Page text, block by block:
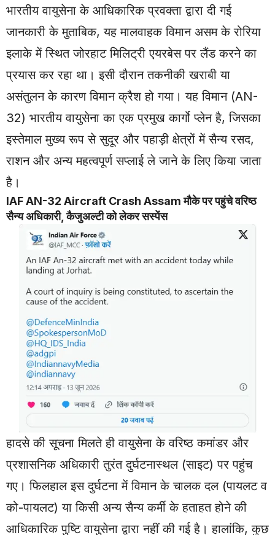
भारतीय वायुसेना के आधिकारिक प्रवक्ता द्वारा दी गई
जानकारी के मुताबिक, यह मालवाहक विमान असम के रोरिया
इलाके में स्थित जोरहाट मिलिट्री एयरबेस पर लैंड करने का
प्रयास कर रहा था। इसी दौरान तकनीकी खराबी या
असंतुलन के कारण विमान क्रैश हो गया। यह विमान (AN-
32) भारतीय वायुसेना का एक प्रमुख कार्गो प्लेन है, जिसका
इस्तेमाल मुख्य रूप से सुदूर और पहाड़ी क्षेत्रों में सैन्य रसद,
राशन और अन्य महत्वपूर्ण सप्लाई ले जाने के लिए किया जाता
है।
IAF AN-32 Aircraft Crash Assam मौके पर पहुंचे वरिष्ठ
सैन्य अधिकारी, कैजुअल्टी को लेकर सस्पेंस
हादसे की सूचना मिलते ही वायुसेना के वरिष्ठ कमांडर और
प्रशासनिक अधिकारी तुरंत दुर्घटनास्थल (साइट) पर पहुंच
गए। फिलहाल इस दुर्घटना में विमान के चालक दल (पायलट व
को-पायलट) या किसी अन्य सैन्य कर्मी के हताहत होने की
आधिकारिक पुष्टि वायुसेना द्वारा नहीं की गई है। हालांकि, कुछ